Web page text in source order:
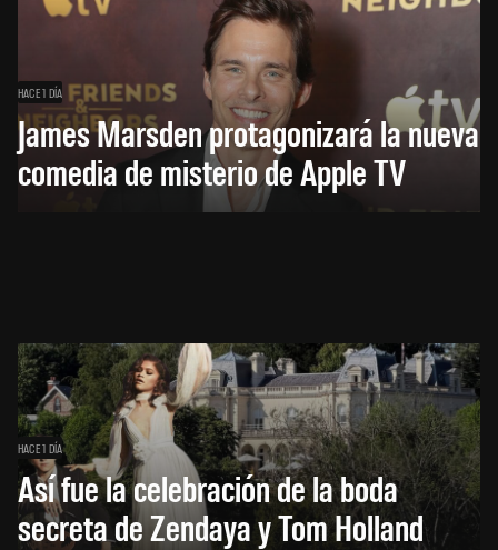
HACE 1 DÍA
James Marsden protagonizará la nueva
comedia de misterio de Apple TV
HACE 1 DÍA
Así fue la celebración de la boda
secreta de Zendaya y Tom Holland